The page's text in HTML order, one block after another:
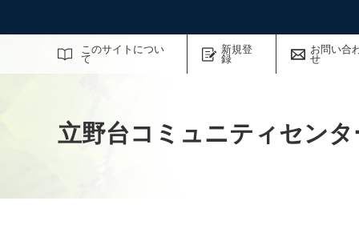
このサイトについ
て
新規登
録
お問い合
せ
サイト内検索
立野台コミュニティセン